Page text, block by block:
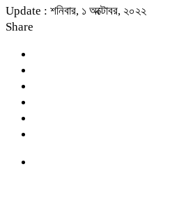
Update : শনিবার, ১ অক্টোবর, ২০২২
Share